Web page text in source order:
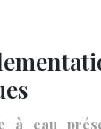
à eau